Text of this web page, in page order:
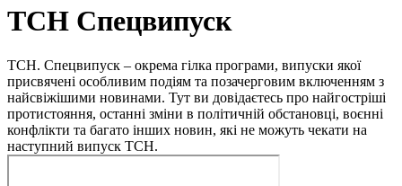
ТСН Спецвипуск
ТСН. Спецвипуск – окрема гілка програми, випуски якої
присвячені особливим подіям та позачерговим включенням з
найсвіжішими новинами. Тут ви довідаєтесь про найгостріші
протистояння, останні зміни в політичній обстановці, воєнні
конфлікти та багато інших новин, які не можуть чекати на
наступний випуск ТСН.